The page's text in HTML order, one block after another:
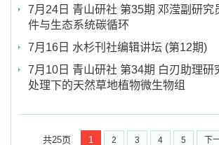
7月24日 青山研社 第35期 邓滢副研究
件与生态系统碳循环
7月16日 水杉刊社编辑讲坛 (第12期)
7月10日 青山研社 第34期 白刃助理研
处理下的天然草地植物微生物组
共25页 1 2 3 4 5 下